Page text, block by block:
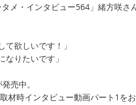
メ・インタビュー564」緒方咲さ
て欲しいです！」
なりたいです」
売中。
材時インタビュー動画パート1を